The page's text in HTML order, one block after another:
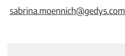
sabrina.moennich@gedys.com